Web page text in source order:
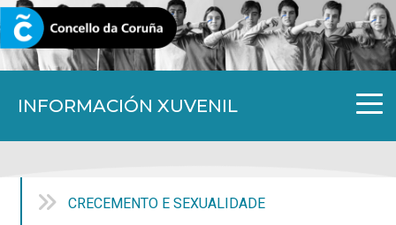
INFORMACIÓN XUVENIL
CORUNA.GAL
CRECEMENTO E SEXUALIDADE